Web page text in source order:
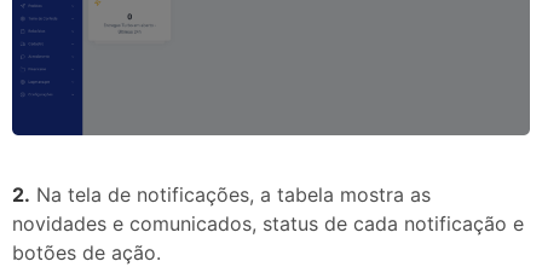
2. Na tela de notificações, a tabela mostra as
novidades e comunicados, status de cada notificação e
botões de ação.